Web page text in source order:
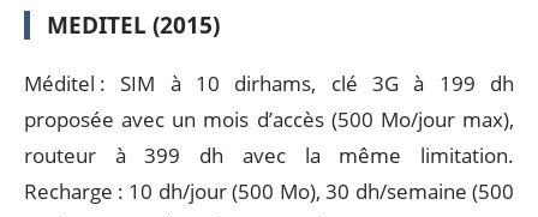
MEDITEL (2015)
Méditel : SIM à 10 dirhams, clé 3G à 199 dh
proposée avec un mois d’accès (500 Mo/jour max),
routeur à 399 dh avec la même limitation.
Recharge : 10 dh/jour (500 Mo), 30 dh/semaine (500